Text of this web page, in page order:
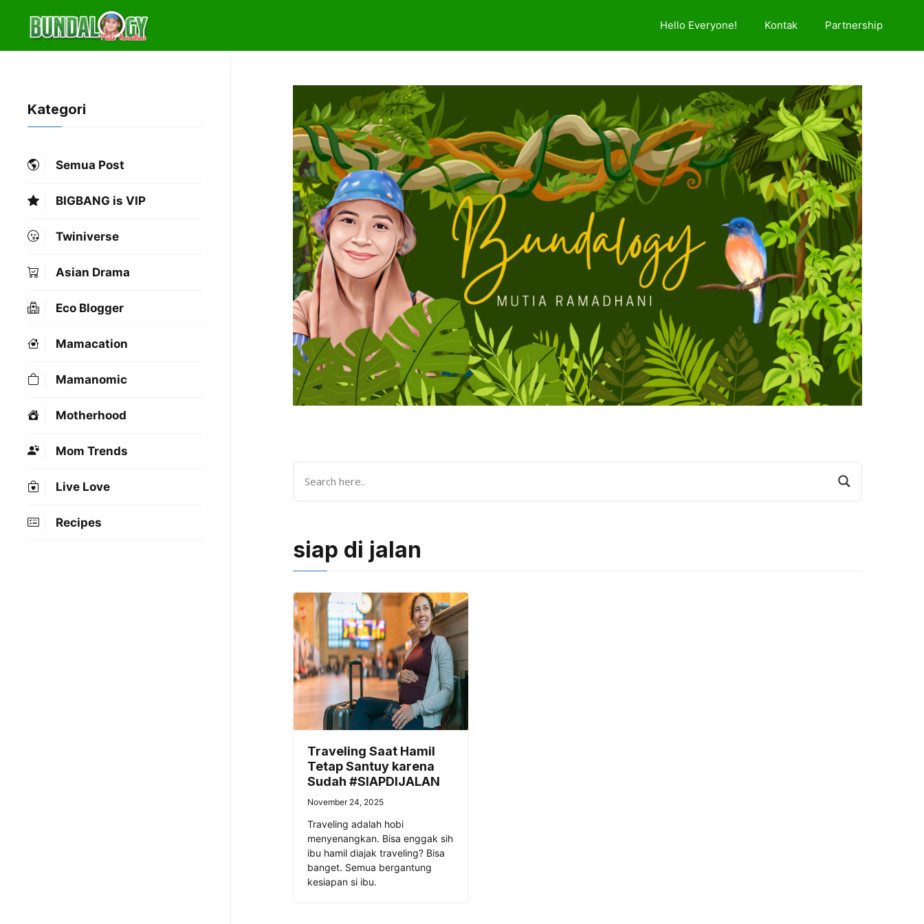
content
Hello Everyone! Kontak Partnership
siap di jalan
Traveling Saat Hamil
Tetap Santuy karena
Sudah #SIAPDIJALAN
November 24, 2025
Traveling adalah hobi
menyenangkan. Bisa enggak sih
ibu hamil diajak traveling? Bisa
banget. Semua bergantung
kesiapan si ibu.
Kategori
Semua Post
BIGBANG is VIP
Twiniverse
Asian Drama
Eco Blogger
Mamacation
Mamanomic
Motherhood
Mom Trends
Live Love
Recipes